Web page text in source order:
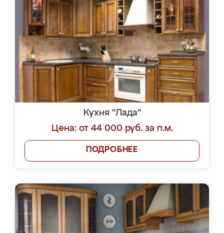
Кухня "Лада"
Цена: от 44 000 руб. за п.м.
ПОДРОБНЕЕ